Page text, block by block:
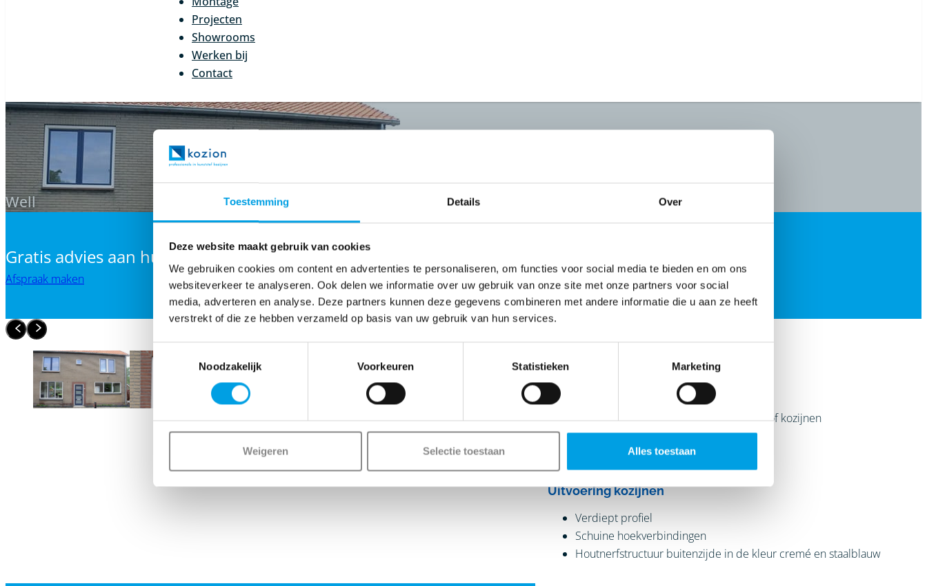
Toestemming Details Over
Deze website maakt gebruik van cookies
We gebruiken cookies om content en advertenties te personaliseren, om functies voor social media te bieden en om ons
websiteverkeer te analyseren. Ook delen we informatie over uw gebruik van onze site met onze partners voor social
media, adverteren en analyse. Deze partners kunnen deze gegevens combineren met andere informatie die u aan ze heeft
verstrekt of die ze hebben verzameld op basis van uw gebruik van hun services.
Toestemmingsselectie
Noodzakelijk
Voorkeuren Statistieken Marketing
Weigeren Selectie toestaan Alles toestaan
Projecten
Showrooms
Werken bij
Contact
Well
Gratis advies aan huis? Maak dan nu een afspraak
Afspraak maken
Plaats: Well
Wat hebben we gedaan:
Vervangen houten kozijnen voor kunststof kozijnen
Nieuwe voordeur
Nieuwe hef-schuifpui in de achtergevel
Uitvoering kozijnen
Verdiept profiel
Schuine hoekverbindingen
Houtnerfstructuur buitenzijde in de kleur cremé en staalblauw